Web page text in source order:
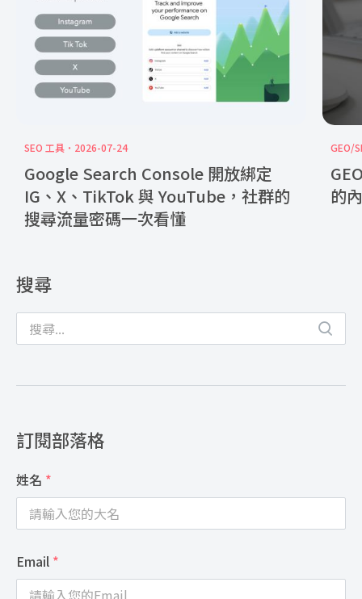
SEO 工具 2026-07-24
Google Search Console 開放綁定
IG、X、TikTok 與 YouTube，社群的
搜尋流量密碼一次看懂
GEO/
的
搜尋
訂閱部落格
姓名 *
Email *